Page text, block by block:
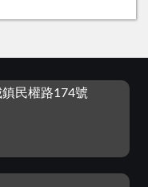
民權路174號